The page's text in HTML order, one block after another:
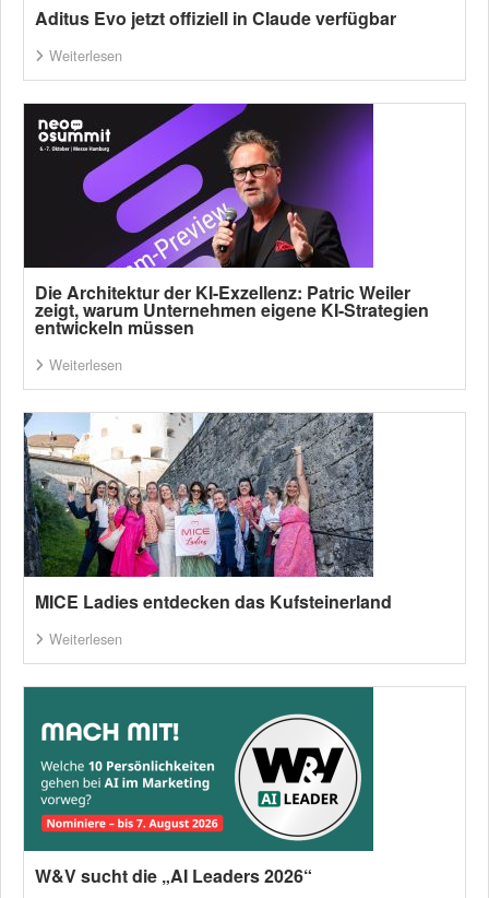
Aditus Evo jetzt offiziell in Claude verfügbar
Weiterlesen
Die Architektur der KI-Exzellenz: Patric Weiler
zeigt, warum Unternehmen eigene KI-Strategien
entwickeln müssen
Weiterlesen
MICE Ladies entdecken das Kufsteinerland
Weiterlesen
W&V sucht die „AI Leaders 2026“